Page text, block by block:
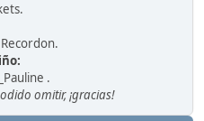
.
omitir, ¡gracias!